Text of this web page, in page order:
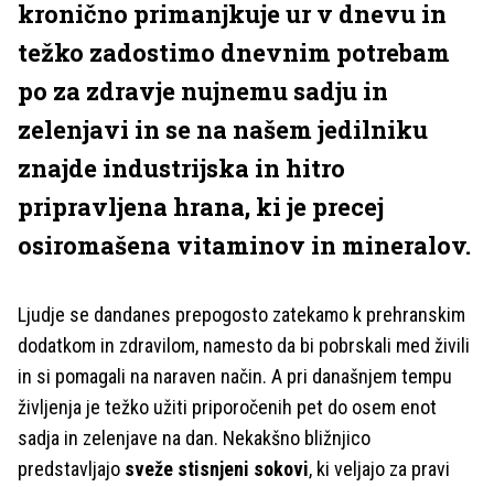
kronično primanjkuje ur v dnevu in
težko zadostimo dnevnim potrebam
po za zdravje nujnemu sadju in
zelenjavi in se na našem jedilniku
znajde industrijska in hitro
pripravljena hrana, ki je precej
osiromašena vitaminov in mineralov.
Ljudje se dandanes prepogosto zatekamo k prehranskim
dodatkom in zdravilom, namesto da bi pobrskali med živili
in si pomagali na naraven način. A pri današnjem tempu
življenja je težko užiti priporočenih pet do osem enot
sadja in zelenjave na dan. Nekakšno bližnjico
predstavljajo sveže stisnjeni sokovi, ki veljajo za pravi